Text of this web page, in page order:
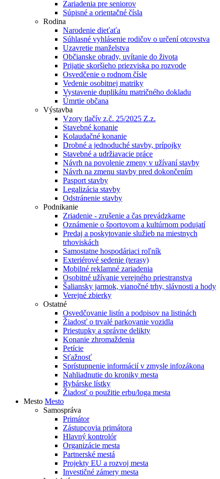
Zariadenia pre seniorov
Súpisné a orientačné čísla
Rodina
Narodenie dieťaťa
Súhlasné vyhlásenie rodičov o určení otcovstva
Uzavretie manželstva
Občianske obrady, uvítanie do života
Prijatie skoršieho priezviska po rozvode
Osvedčenie o rodnom čísle
Vedenie osobitnej matriky
Vystavenie duplikátu matričného dokladu
Úmrtie občana
Výstavba
Vzory tlačív z.č. 25/2025 Z.z.
Stavebné konanie
Kolaudačné konanie
Drobné a jednoduché stavby, prípojky
Stavebné a udržiavacie práce
Návrh na povolenie zmeny v užívaní stavby
Návrh na zmenu stavby pred dokončením
Pasport stavby
Legalizácia stavby
Odstránenie stavby
Podnikanie
Zriadenie - zrušenie a čas prevádzkarne
Oznámenie o športovom a kultúrnom podujatí
Predaj a poskytovanie služieb na miestnych
trhoviskách
Samostatne hospodáriaci roľník
Exteriérové sedenie (terasy)
Mobilné reklamné zariadenia
Osobitné užívanie verejného priestranstva
Šaliansky jarmok, vianočné trhy, slávnosti a hody
Verejné zbierky
Ostatné
Osvedčovanie listín a podpisov na listinách
Žiadosť o trvalé parkovanie vozidla
Priestupky a správne delikty
Konanie zhromaždenia
Petície
Sťažnosť
Sprístupnenie informácií v zmysle infozákona
Nahliadnutie do kroniky mesta
Rybárske lístky
Žiadosť o použitie erbu/loga mesta
Mesto Mesto
Samospráva
Primátor
Zástupcovia primátora
Hlavný kontrolór
Organizácie mesta
Partnerské mestá
Projekty EU a rozvoj mesta
Investičné zámery mesta